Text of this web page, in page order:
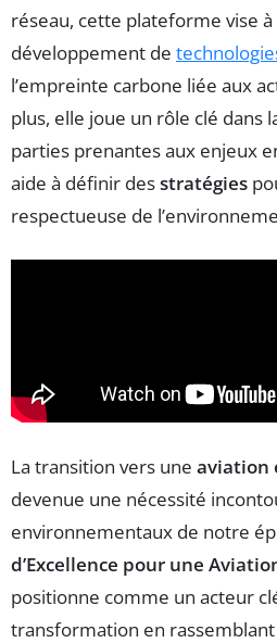
réseau, cette plateforme vise
développement de
l’empreinte carbone liée aux
plus, elle joue un rôle clé dans
parties prenantes aux enjeux
aide à définir desstratégies
respectueuse de
La transition vers une aviation
devenue une nécessité
environnementaux de notre
d’Excellence pour une
positionne comme un acteur
transformation en